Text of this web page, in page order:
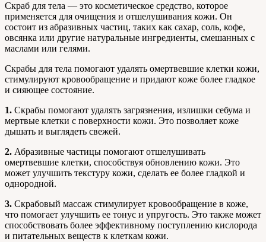
Скраб для тела — это косметическое средство, которое
применяется для очищения и отшелушивания кожи. Он
состоит из абразивных частиц, таких как сахар, соль, кофе,
овсянка или другие натуральные ингредиенты, смешанных с
маслами или гелями.
Скрабы для тела помогают удалять омертвевшие клетки кожи,
стимулируют кровообращение и придают коже более гладкое
и сияющее состояние.
1. Скрабы помогают удалять загрязнения, излишки себума и
мертвые клетки с поверхности кожи. Это позволяет коже
дышать и выглядеть свежей.
2. Абразивные частицы помогают отшелушивать
омертвевшие клетки, способствуя обновлению кожи. Это
может улучшить текстуру кожи, сделать ее более гладкой и
однородной.
3. Скрабовый массаж стимулирует кровообращение в коже,
что помогает улучшить ее тонус и упругость. Это также может
способствовать более эффективному поступлению кислорода
и питательных веществ к клеткам кожи.